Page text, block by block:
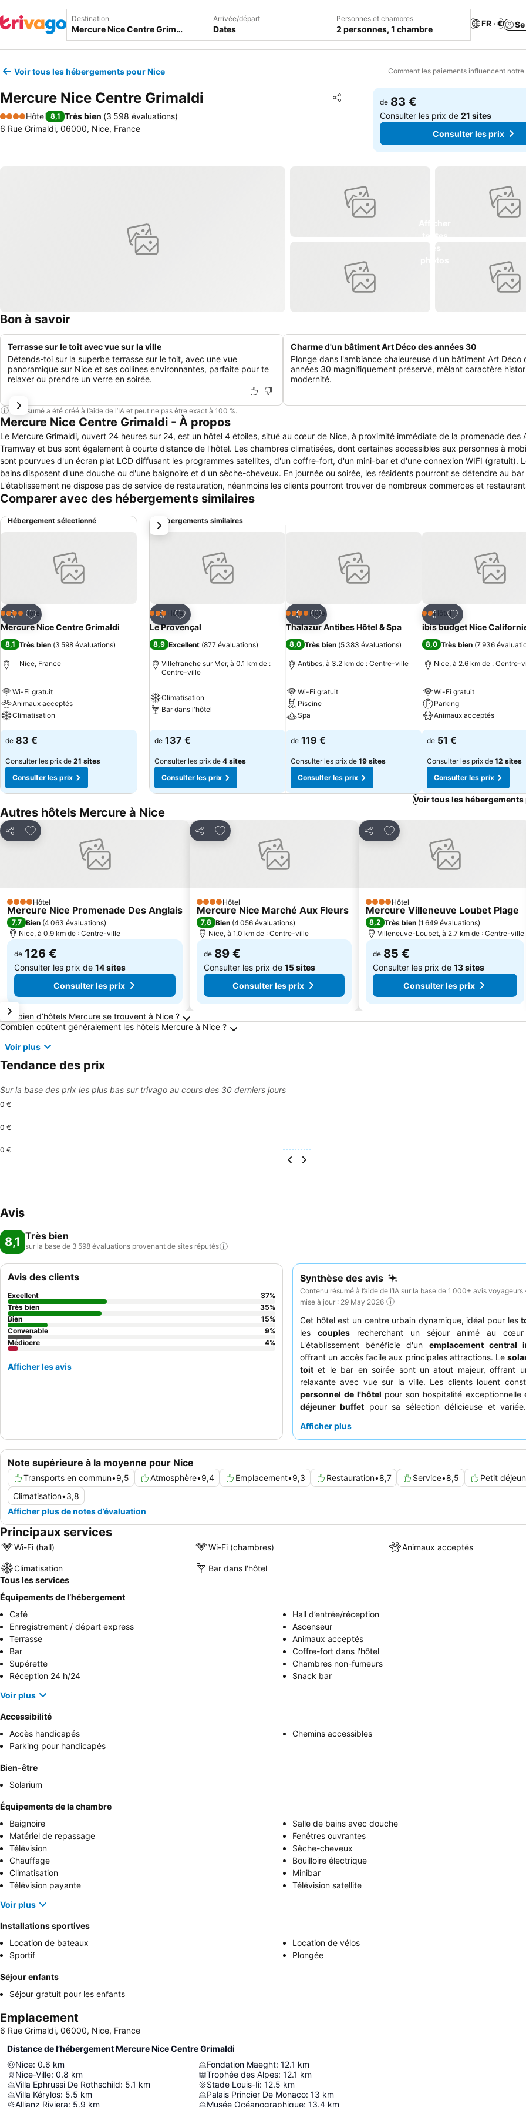
Destination Arrivée/départ
Dates
Personnes et chambres
2 personnes, 1 chambre
FR · €
Voir tous les hébergements pour Nice Comment les paiements influencent
Mercure Nice Centre Grimaldi Partager
Ajouter à mes favoris
4 Étoiles
Hôtel 8,1 Très bien (3 598 évaluations)
6 Rue Grimaldi, 06000, Nice, France
de 83 €
Consulter les prix de21 sites
Consulter les prix
Bon à savoir
Terrasse sur le toit avec vue sur la ville
Détends-toi sur la superbe terrasse sur le toit, avec une vue
panoramique sur Nice et ses collines environnantes, parfaite pour te
relaxer ou prendre un verre en soirée.
Charme d'un bâtiment Art Déco des années 30
Plonge dans l'ambiance chaleureuse d'un bâtiment Art Déco
années 30 magnifiquement préservé, mêlant caractère
modernité.
Ce résumé a été créé à l’aide de l’IA et peut ne pas être exact à 100 %.
Mercure Nice Centre Grimaldi - À propos
Le Mercure Grimaldi, ouvert 24 heures sur 24, est un hôtel 4 étoiles, situé au cœur de Nice, à proximité immédiate de la promenade des
Tramway et bus sont également à courte distance de l'hôtel. Les chambres climatisées, dont certaines accessibles aux personnes à
sont pourvues d'un écran plat LCD diffusant les programmes satellites, d'un coffre-fort, d'un mini-bar et d'une connexion WIFI (gratuit).
bains disposent d'une douche ou d'une baignoire et d'un sèche-cheveux. En journée ou soirée, les résidents pourront se détendre au
L'établissement ne dispose pas de service de restauration, néanmoins les clients pourront trouver de nombreux commerces et
rues avoisinantes. Un solarium, un service de blanchisserie et un bureau d'informations touristiques complètent les équipements de l'hôtel.
de compagnie sont admis, moyennant un supplément.
Comparer avec des hébergements similaires
Hébergement sélectionné
Partager
Ajouter à mes favoris
4 ÉtoilesHôtel
Mercure Nice Centre Grimaldi
8,1 Très bien (3 598 évaluations)
Nice, France
Wi-Fi gratuit
Animaux acceptés
Climatisation
de 83 €
Consulter les prix de 21 sites
Consulter les prix
Hébergements similaires
Partager
Ajouter à mes favoris
3 ÉtoilesHôtel
Le Provençal
8,9 Excellent (877 évaluations)
Villefranche sur Mer, à 0.1 km de :
Centre-ville
Climatisation
Bar dans l'hôtel
de 137 €
Consulter les prix de 4 sites
Consulter les prix
Partager
Ajouter à mes favoris
4 ÉtoilesHôtel
Thalazur Antibes Hôtel & Spa
8,0 Très bien (5 383 évaluations)
Antibes, à 3.2 km de : Centre-ville
Wi-Fi gratuit
Piscine
Spa
de 119 €
Consulter les prix de 19 sites
Consulter les prix
Partager
Ajouter à mes
2 Étoiles
Hôtel
ibis budget Nice
8,0 Très bien (7 936
Nice, à 2.6 km de : Centre-
Wi-Fi gratuit
Parking
Animaux acceptés
de 51 €
Consulter les prix de 12 sites
Consulter les prix
suivant
Voir tous les hébergements
Autres hôtels Mercure à Nice
Partager
Ajouter à mes favoris
4 ÉtoilesHôtel
Mercure Nice Promenade Des Anglais
7,7 Bien (4 063 évaluations)
Nice, à 0.9 km de : Centre-ville
de 126 €
Consulter les prix de 14 sites
Consulter les prix
Partager
Ajouter à mes favoris
4 ÉtoilesHôtel
Mercure Nice Marché Aux Fleurs
7,8 Bien (4 056 évaluations)
Nice, à 1.0 km de : Centre-ville
de 89 €
Consulter les prix de 15 sites
Consulter les prix
Partager
Ajouter à mes favoris
4 ÉtoilesHôtel
Mercure Villeneuve Loubet Plage
8,2 Très bien (1 649 évaluations)
Villeneuve-Loubet, à 2.7 km de : Centre-ville
de 85 €
Consulter les prix de 13 sites
Consulter les prix
Questions fréquemment posées au sujet de Nice
Combien d’hôtels Mercure se trouvent à Nice ?
Combien coûtent généralement les hôtels Mercure à Nice ?
Voir plus
Tendance des prix
Sur la base des prix les plus bas sur trivago au cours des 30 derniers jours
0 €
0 €
0 €
Avis
8,1 Très bien
sur la base de 3 598 évaluations provenant de sites réputés
Synthèse des avis
Contenu résumé à l’aide de l’IA sur la base de 1 000+ avis voyageurs
mise à jour : 29 May 2026
Cet hôtel est un centre urbain dynamique, idéal pour les
les couples recherchant un séjour animé au
L'établissement bénéficie d'un emplacement central
offrant un accès facile aux principales attractions. Le
toit et le bar en soirée sont un atout majeur, offrant
relaxante avec vue sur la ville. Les clients louent
personnel de l'hôtel pour son hospitalité
déjeuner buffet pour sa sélection délicieuse et
soirées d'été.
Afficher plus
Note supérieure à la moyenne pour Nice
Transports en commun•9,5 Atmosphère•9,4 Emplacement•9,3 Restauration•8,7 Service•8,5 Petit
Climatisation•3,8
Afficher plus de notes d’évaluation
Avis des clients
Excellent 37%
Très bien
35%
Bien
15%
Convenable
9%
Médiocre
4%
Afficher les avis
Principaux services
Wi-Fi (hall) Wi-Fi (chambres) Animaux acceptés
Climatisation
Bar dans l'hôtel
Tous les services
Équipements de l’hébergement
Café
Hall d’entrée/réception
Enregistrement / départ express
Ascenseur
Terrasse
Animaux acceptés
Bar
Coffre-fort dans l'hôtel
Supérette
Chambres non-fumeurs
Réception 24 h/24
Snack bar
Voir plus
Accessibilité
Accès handicapés
Chemins accessibles
Parking pour handicapés
Bien-être
Solarium
Équipements de la chambre
Baignoire
Salle de bains avec douche
Matériel de repassage
Fenêtres ouvrantes
Télévision
Sèche-cheveux
Chauffage
Bouilloire électrique
Climatisation
Minibar
Télévision payante
Télévision satellite
Voir plus
Installations sportives
Location de bateaux
Location de vélos
Sportif
Plongée
Séjour enfants
Séjour gratuit pour les enfants
Emplacement
6 Rue Grimaldi, 06000, Nice, France
Distance de l’hébergement Mercure Nice Centre Grimaldi
Nice: 0.6 km
Nice-Ville: 0.8 km
Villa Ephrussi De Rothschild: 5.1 km
Villa Kérylos: 5.5 km
Allianz Riviera: 5.9 km
Fondation Maeght: 12.1 km
Trophée des Alpes: 12.1 km
Stade Louis-Ii: 12.5 km
Palais Princier De Monaco: 13 km
Musée Océanographique: 13.4 km